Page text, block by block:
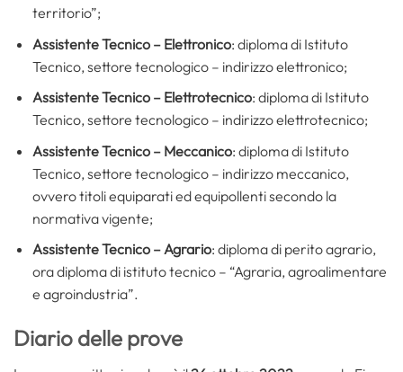
territorio”;
Assistente Tecnico – Elettronico: diploma di Istituto
Tecnico, settore tecnologico – indirizzo elettronico;
Assistente Tecnico – Elettrotecnico: diploma di Istituto
Tecnico, settore tecnologico – indirizzo elettrotecnico;
Assistente Tecnico – Meccanico: diploma di Istituto
Tecnico, settore tecnologico – indirizzo meccanico,
ovvero titoli equiparati ed equipollenti secondo la
normativa vigente;
Assistente Tecnico – Agrario: diploma di perito agrario,
ora diploma di istituto tecnico – “Agraria, agroalimentare
e agroindustria”.
Diario delle prove